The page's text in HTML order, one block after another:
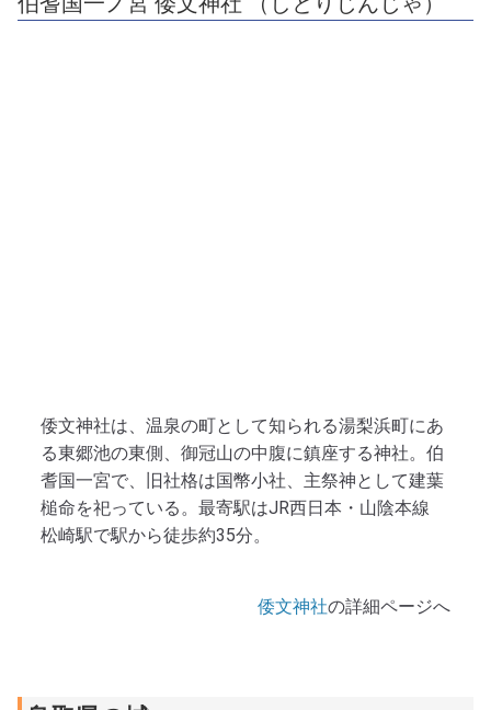
倭文神社は、温泉の町として知られる湯梨浜町にあ
る東郷池の東側、御冠山の中腹に鎮座する神社。伯
耆国一宮で、旧社格は国幣小社、主祭神として建葉
槌命を祀っている。最寄駅はJR西日本・山陰本線
松崎駅で駅から徒歩約35分。
倭文神社の詳細ページへ